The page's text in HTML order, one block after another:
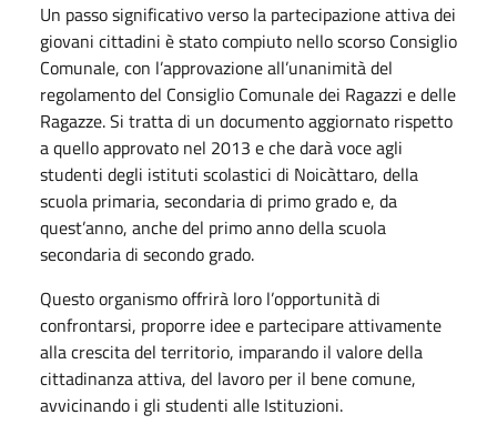
Un passo significativo verso la partecipazione attiva dei
giovani cittadini è stato compiuto nello scorso Consiglio
Comunale, con l’approvazione all’unanimità del
regolamento del Consiglio Comunale dei Ragazzi e delle
Ragazze. Si tratta di un documento aggiornato rispetto
a quello approvato nel 2013 e che darà voce agli
studenti degli istituti scolastici di Noicàttaro, della
scuola primaria, secondaria di primo grado e, da
quest’anno, anche del primo anno della scuola
secondaria di secondo grado.
Questo organismo offrirà loro l’opportunità di
confrontarsi, proporre idee e partecipare attivamente
alla crescita del territorio, imparando il valore della
cittadinanza attiva, del lavoro per il bene comune,
avvicinando i gli studenti alle Istituzioni.